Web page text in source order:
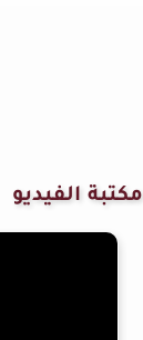
مكتبة الفيديو